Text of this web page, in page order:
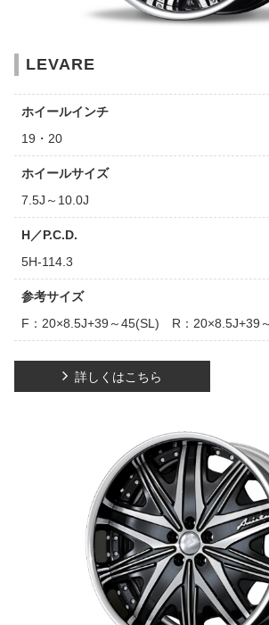
LEVARE
ホイールインチ
19・20
ホイールサイズ
7.5J～10.0J
H／P.C.D.
5H-114.3
参考サイズ
F：20×8.5J+39～45(SL) R：20×8.5J+39
詳しくはこちら